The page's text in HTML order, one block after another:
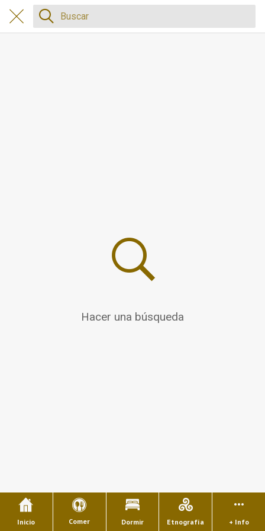
Hacer una búsqueda
Inicio Comer Dormir Etnografía + Info